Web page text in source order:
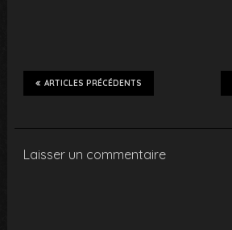
ARTICLES PRÉCÉDENTS
Laisser un commentaire